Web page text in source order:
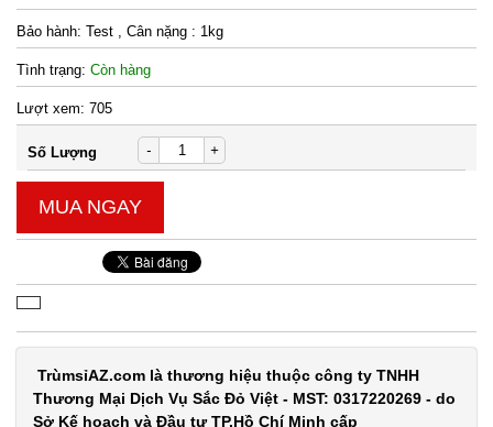
Bảo hành: Test , Cân nặng : 1kg
Tình trạng: Còn hàng
Lượt xem: 705
Số Lượng - +
MUA NGAY
TrùmsỉAZ.com là thương hiệu thuộc công ty TNHH
Thương Mại Dịch Vụ Sắc Đỏ Việt - MST: 0317220269 - do
Sở Kế hoạch và Đầu tư TP.Hồ Chí Minh cấp
Lọ con Heo
thả bồn
cầu Xanh
MÃ